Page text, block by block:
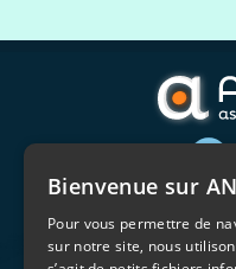
QUI SOMMES-NOUS ?
L'association
Notre organisation
Bienvenue sur
Pour vous permettre de
sur notre site, nous